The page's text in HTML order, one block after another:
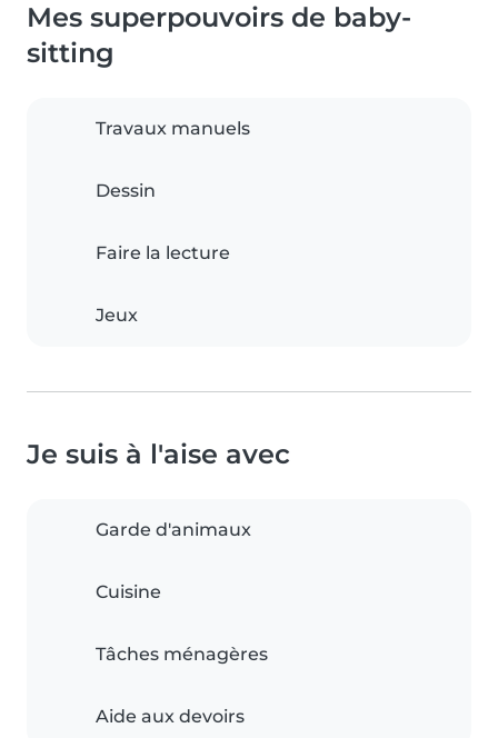
Mes superpouvoirs de baby-
sitting
Travaux manuels
Dessin
Faire la lecture
Jeux
Je suis à l'aise avec
Garde d'animaux
Cuisine
Tâches ménagères
Aide aux devoirs